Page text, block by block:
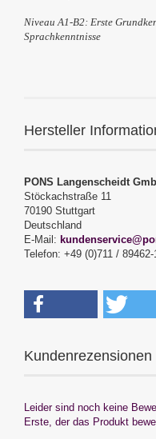
Niveau A1-B2: Erste
Sprachkenntnisse
Hersteller
PONS Langenscheidt
Stöckachstraße 11
70190 Stuttgart
Deutschland
E-Mail:
Telefon: +49 (0)711 / 89462-
Kundenrezensionen
Leider sind noch keine
Erste, der das Produkt